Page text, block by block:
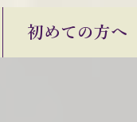
初めての方へ